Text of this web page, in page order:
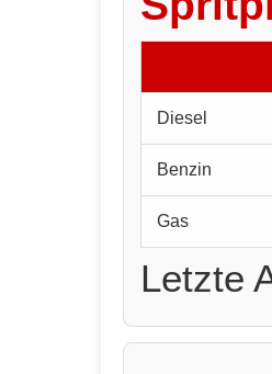
Diesel
Benzin
Gas
Letzte